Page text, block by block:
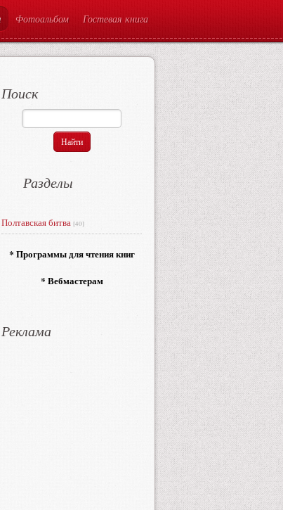
Фотоальбом Гостевая книга
Поиск
Разделы
Полтавская битва [40]
* Программы для чтения книг
* Вебмастерам
Реклама